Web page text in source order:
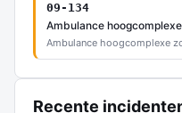
09-134
Ambulance
Ambulance hoogcomplexe
Recente